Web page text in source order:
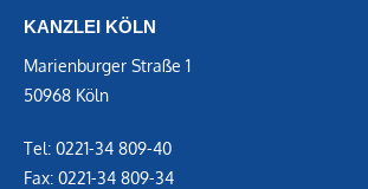
KANZLEI KÖLN
Marienburger Straße 1
50968 Köln
Tel: 0221-34 809-40
Fax: 0221-34 809-34